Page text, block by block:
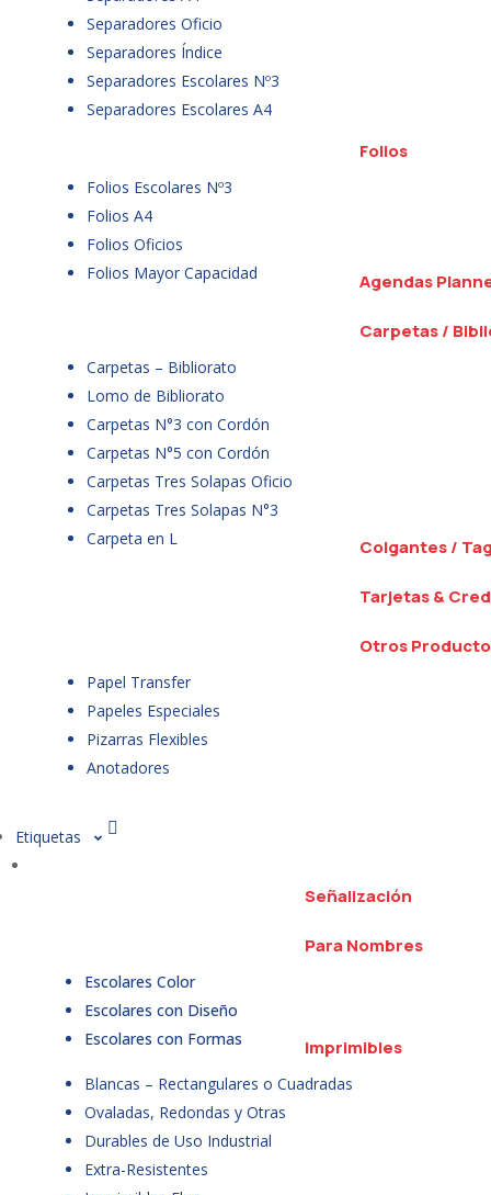
Separadores Oficio
Separadores Índice
Separadores Escolares Nº3
Separadores Escolares A4
Folios
Folios Escolares Nº3
Folios A4
Folios Oficios
Folios Mayor Capacidad
Agendas
Carpetas /
Carpetas – Bibliorato
Lomo de Bibliorato
Carpetas N°3 con Cordón
Carpetas N°5 con Cordón
Carpetas Tres Solapas Oficio
Carpetas Tres Solapas N°3
Carpeta en L
Colgantes /
Tarjetas &
Otros
Papel Transfer
Papeles Especiales
Pizarras Flexibles
Anotadores
Etiquetas
Señalización
Para Nombres
Escolares Color
Escolares con Diseño
Escolares con Formas
Imprimibles
Blancas – Rectangulares o Cuadradas
Ovaladas, Redondas y Otras
Durables de Uso Industrial
Extra-Resistentes